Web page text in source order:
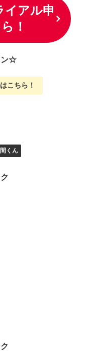
イアル申
！
ン☆
こちら ！
くん